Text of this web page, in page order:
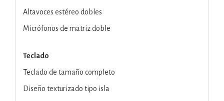
Altavoces estéreo dobles
Micrófonos de matriz doble
Teclado
Teclado de tamaño completo
Diseño texturizado tipo isla